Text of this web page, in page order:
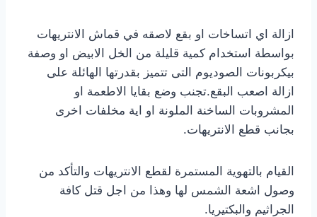
ازالة اي اتساخات او بقع لاصقه في قماش الانتريهات
بواسطة استخدام كمية قليلة من الخل الابيض او وصفة
بيكربونات الصوديوم التى تتميز بقدرتها الهائلة على
ازالة اصعب البقع.تجنب وضع بقايا الاطعمة او
المشروبات الساخنة الملونة او اية مخلفات اخرى
بجانب قطع الانتريهات.
القيام بالتهوية المستمرة لقطع الانتريهات والتأكد من
وصول اشعة الشمس لها وهذا من اجل قتل كافة
الجراثيم والبكتيريا.